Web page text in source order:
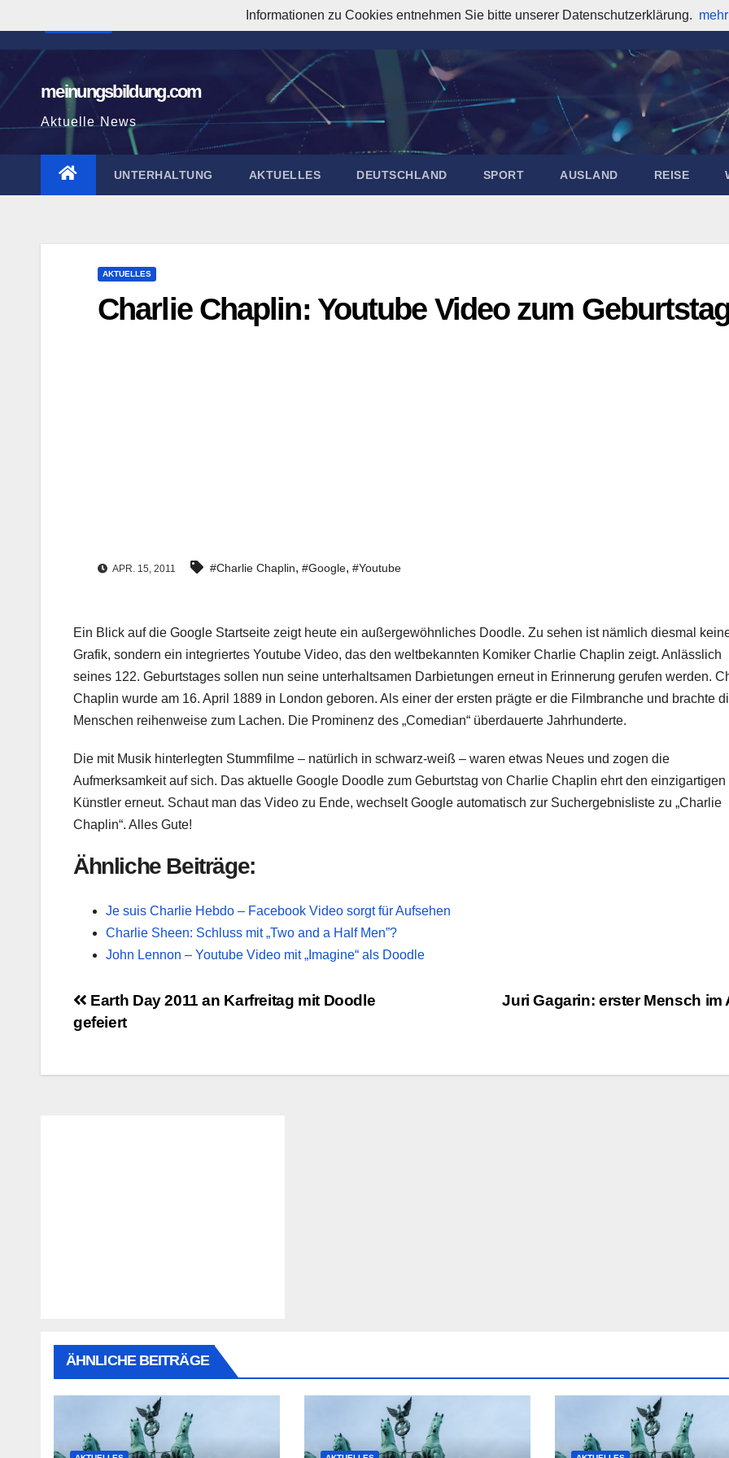
Inhalt
springen
meinungsbildung.com
Aktuelle News
UNTERHALTUNG AKTUELLES DEUTSCHLAND SPORT AUSLAND REISE
AKTUELLES
Charlie Chaplin: Youtube Video zum
APR. 15, 2011 #Charlie Chaplin, #Google, #Youtube
Ein Blick auf die Google Startseite zeigt heute ein außergewöhnliches Doodle. Zu sehen ist nämlich diesmal
Grafik, sondern ein integriertes Youtube Video, das den weltbekannten Komiker Charlie Chaplin zeigt. Anlässlich
seines 122. Geburtstages sollen nun seine unterhaltsamen Darbietungen erneut in Erinnerung gerufen werden.
Chaplin wurde am 16. April 1889 in London geboren. Als einer der ersten prägte er die Filmbranche und brachte
Menschen reihenweise zum Lachen. Die Prominenz des „Comedian“ überdauerte Jahrhunderte.
Die mit Musik hinterlegten Stummfilme – natürlich in schwarz-weiß – waren etwas Neues und zogen die
Aufmerksamkeit auf sich. Das aktuelle Google Doodle zum Geburtstag von Charlie Chaplin ehrt den einzigartigen
Künstler erneut. Schaut man das Video zu Ende, wechselt Google automatisch zur Suchergebnisliste zu „Charlie
Chaplin“. Alles Gute!
Ähnliche Beiträge:
Je suis Charlie Hebdo – Facebook Video sorgt für Aufsehen
Charlie Sheen: Schluss mit „Two and a Half Men”?
John Lennon – Youtube Video mit „Imagine“ als Doodle
Beitragsnavigation Juri Gagarin: erster Mensch im
Earth Day 2011 an Karfreitag mit Doodle
gefeiert
ÄHNLICHE BEITRÄGE
Informationen zu Cookies entnehmen Sie bitte unserer Datenschutzerklärung.